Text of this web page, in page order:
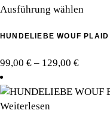
Ausführung wählen
weist
Die
HUNDELIEBE WOUF PLAID
99,00 € – 129,00 €
bis
Weiterlesen